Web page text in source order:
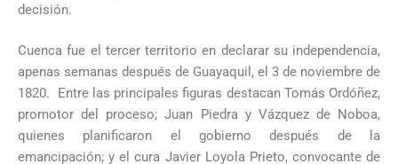
decisión.
Cuenca fue el tercer territorio en declarar su independencia,
apenas semanas después de Guayaquil, el 3 de noviembre de
1820. Entre las principales figuras destacan Tomás Ordóñez,
promotor del proceso; Juan Piedra y Vázquez de Noboa,
quienes planificaron el gobierno después de la
emancipación; y el cura Javier Loyola Prieto, convocante de